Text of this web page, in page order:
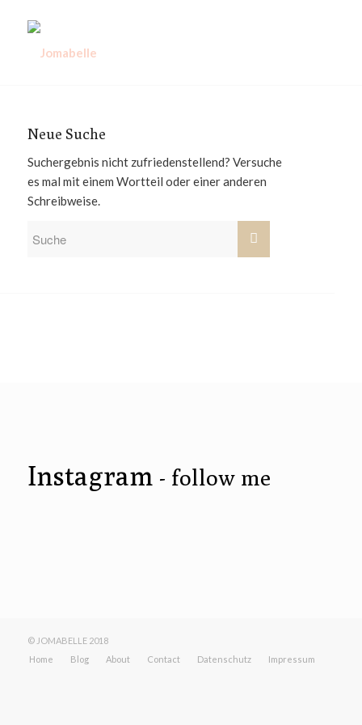
Neue Suche
Suchergebnis nicht zufriedenstellend? Versuche
es mal mit einem Wortteil oder einer anderen
Schreibweise.
Instagram - follow me
© JOMABELLE 2018
Home
Blog About Contact Datenschutz Impressum